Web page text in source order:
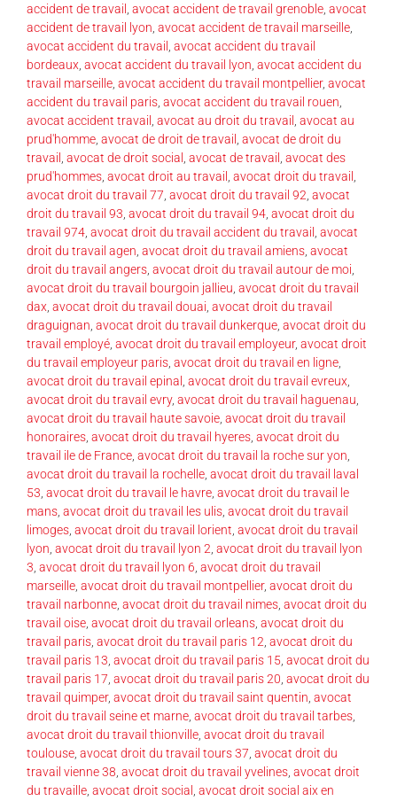
accident de travail , avocat accident de travail grenoble, avocat
accident de travail lyon, avocat accident de travail marseille,
avocat accident du travail , avocat accident du travail
bordeaux, avocat accident du travail lyon, avocat accident du
travail marseille, avocat accident du travail montpellier, avocat
accident du travail paris, avocat accident du travail rouen,
avocat accident travail , avocat au droit du travail , avocat au
prud'homme, avocat de droit de travail , avocat de droit du
travail , avocat de droit social , avocat de travail , avocat des
prud'hommes, avocat droit au travail , avocat droit du travail ,
avocat droit du travail 77, avocat droit du travail 92, avocat
droit du travail 93, avocat droit du travail 94, avocat droit du
travail 974, avocat droit du travail accident du travail , avocat
droit du travail agen, avocat droit du travail amiens, avocat
droit du travail angers, avocat droit du travail autour de moi,
avocat droit du travail bourgoin jallieu, avocat droit du travail
dax, avocat droit du travail douai, avocat droit du travail
draguignan, avocat droit du travail dunkerque, avocat droit du
travail employé, avocat droit du travail employeur, avocat droit
du travail employeur paris, avocat droit du travail en ligne,
avocat droit du travail epinal , avocat droit du travail evreux,
avocat droit du travail evry, avocat droit du travail haguenau,
avocat droit du travail haute savoie, avocat droit du travail
honoraires, avocat droit du travail hyeres, avocat droit du
travail ile de France, avocat droit du travail la roche sur yon,
avocat droit du travail la rochelle, avocat droit du travail laval
53, avocat droit du travail le havre, avocat droit du travail le
mans, avocat droit du travail les ulis, avocat droit du travail
limoges, avocat droit du travail lorient, avocat droit du travail
lyon, avocat droit du travail lyon 2, avocat droit du travail lyon
3, avocat droit du travail lyon 6, avocat droit du travail
marseille, avocat droit du travail montpellier, avocat droit du
travail narbonne, avocat droit du travail nimes, avocat droit du
travail oise, avocat droit du travail orleans, avocat droit du
travail paris, avocat droit du travail paris 12, avocat droit du
travail paris 13, avocat droit du travail paris 15, avocat droit du
travail paris 17, avocat droit du travail paris 20, avocat droit du
travail quimper, avocat droit du travail saint quentin, avocat
droit du travail seine et marne, avocat droit du travail tarbes,
avocat droit du travail thionville, avocat droit du travail
toulouse, avocat droit du travail tours 37, avocat droit du
travail vienne 38, avocat droit du travail yvelines, avocat droit
du travaille, avocat droit social , avocat droit social aix en